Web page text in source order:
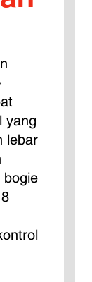
yang
lebar
bogie